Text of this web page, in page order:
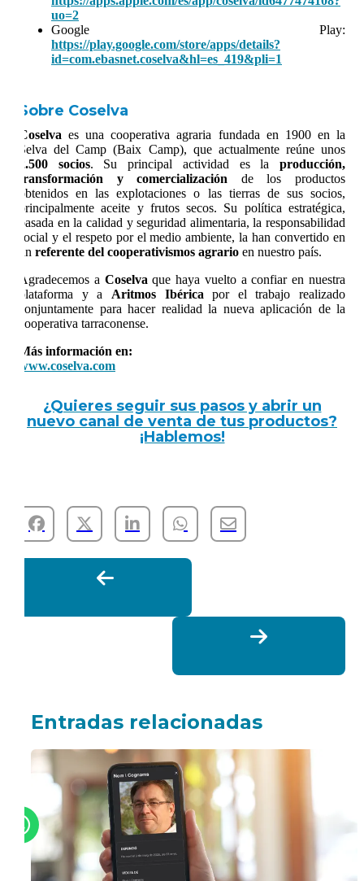
uo=2
Google Play:
https://play.google.com/store/apps/details?
id=com.ebasnet.coselva&hl=es_419&pli=1
Sobre Coselva
Coselva es una cooperativa agraria fundada en 1900 en la
Selva del Camp (Baix Camp), que actualmente reúne unos
2.500 socios. Su principal actividad es laproducción,
transformación y comercialización de los productos
obtenidos en las explotaciones o las tierras de sus socios,
principalmente aceite y frutos secos. Su política estratégica,
basada en la calidad y seguridad alimentaria, la responsabilidad
social y el respeto por el medio ambiente, la han convertido en
un referente del cooperativismos agrario en nuestro país.
Agradecemos a Coselva que haya vuelto a confiar en nuestra
plataforma y a Aritmos Ibérica por el trabajo realizado
conjuntamente para hacer realidad la nueva aplicación de la
cooperativa tarraconense.
Más información en:
www.coselva.com
¿Quieres seguir sus pasos y abrir un
nuevo canal de venta de tus productos?
¡Hablemos!
Entradas relacionadas